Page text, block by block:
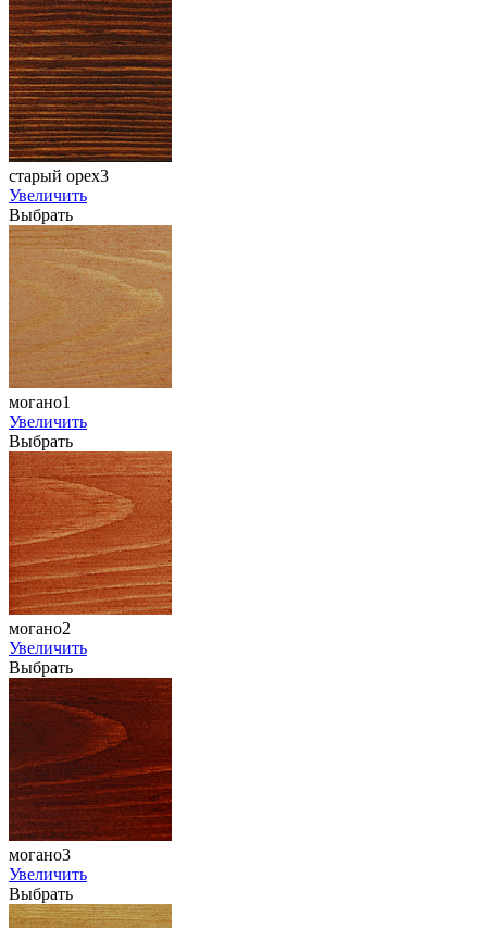
старый орех3
Увеличить
Выбрать
могано1
Увеличить
Выбрать
могано2
Увеличить
Выбрать
могано3
Увеличить
Выбрать